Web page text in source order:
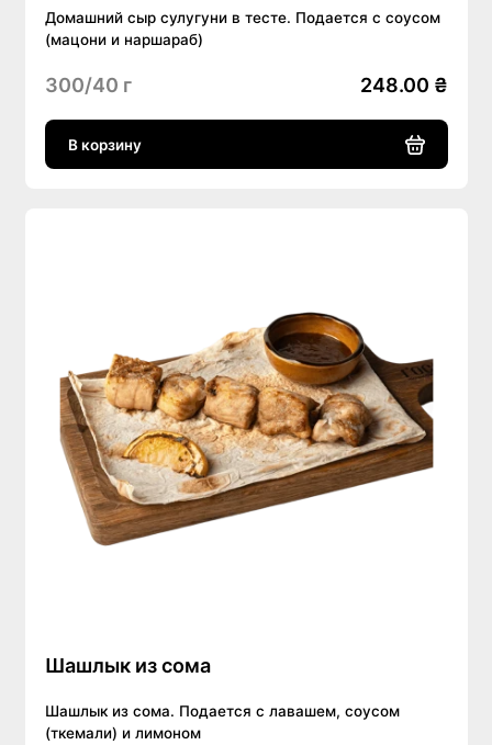
Домашний сыр сулугуни в тесте. Подается с соусом
(мацони и наршараб)
300/40 г 248.00 ₴
В корзину
Шашлык из сома
Шашлык из сома. Подается с лавашем, соусом
(ткемали) и лимоном